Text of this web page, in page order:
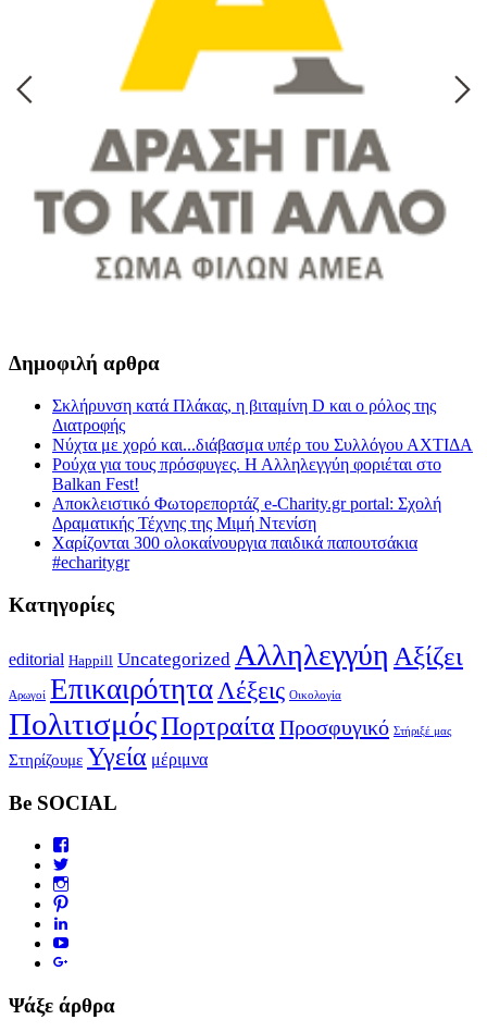
Δημοφιλή αρθρα
Σκλήρυνση κατά Πλάκας, η βιταμίνη D και ο ρόλος της
Διατροφής
Νύχτα με χορό και...διάβασμα υπέρ του Συλλόγου ΑΧΤΙΔΑ
Pούχα για τους πρόσφυγες. Η Αλληλεγγύη φοριέται στο
Balkan Fest!
Αποκλειστικό Φωτορεπορτάζ e-Charity.gr portal: Σχολή
Δραματικής Τέχνης της Μιμή Ντενίση
Χαρίζονται 300 ολοκαίνουργια παιδικά παπουτσάκια
#echaritygr
Κατηγορίες
editorial Happill Uncategorized Αλληλεγγύη Αξίζει
Αρωγοί Επικαιρότητα Λέξεις Οικολογία
ΠολιτισμόςΠορτραίτα Προσφυγικό Στήριξέ μας
Στηρίζουμε Υγεία μέριμνα
Be SOCIAL
Ψάξε άρθρα